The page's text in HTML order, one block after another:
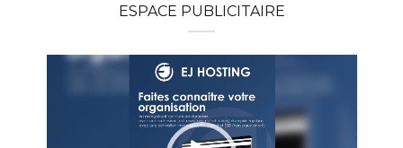
ESPACE PUBLICITAIRE
Lecteur
vidéo